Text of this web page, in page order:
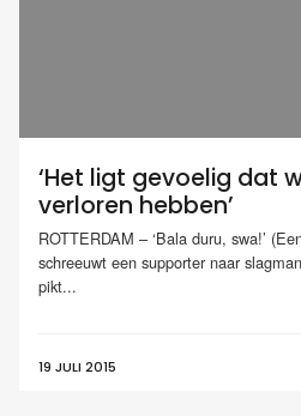
‘Het ligt gevoelig dat
verloren hebben’
ROTTERDAM – ‘Bala duru, swa!’
schreeuwt een supporter naar
pikt...
19 JULI 2015